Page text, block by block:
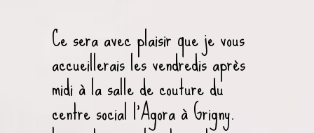
Ce sera avec plaisir que je vous
accueillerais les vendredis après
midi à la salle de couture du
centre social l’Agora à Grigny.